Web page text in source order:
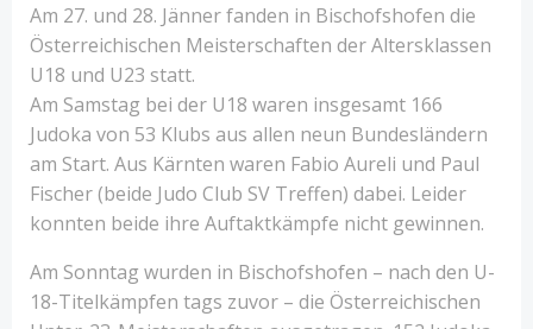
Am 27. und 28. Jänner fanden in Bischofshofen die
Österreichischen Meisterschaften der Altersklassen
U18 und U23 statt.
Am Samstag bei der U18 waren insgesamt 166
Judoka von 53 Klubs aus allen neun Bundesländern
am Start. Aus Kärnten waren Fabio Aureli und Paul
Fischer (beide Judo Club SV Treffen) dabei. Leider
konnten beide ihre Auftaktkämpfe nicht gewinnen.
Am Sonntag wurden in Bischofshofen – nach den U-
18-Titelkämpfen tags zuvor – die Österreichischen